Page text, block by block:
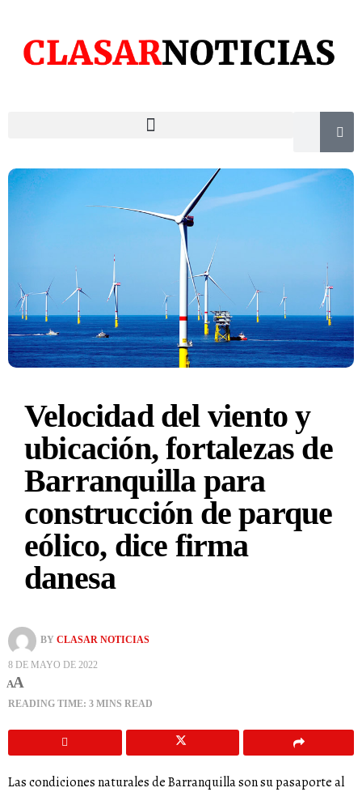
Velocidad del viento y
ubicación, fortalezas de
Barranquilla para
construcción de parque
eólico, dice firma
danesa
BY CLASAR NOTICIAS
8 DE MAYO DE 2022
AA
READING TIME: 3 MINS READ
Las condiciones naturales de Barranquilla son su pasaporte al